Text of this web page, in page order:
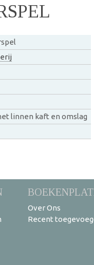
linnen kaft en omslag
Over Ons
Recent